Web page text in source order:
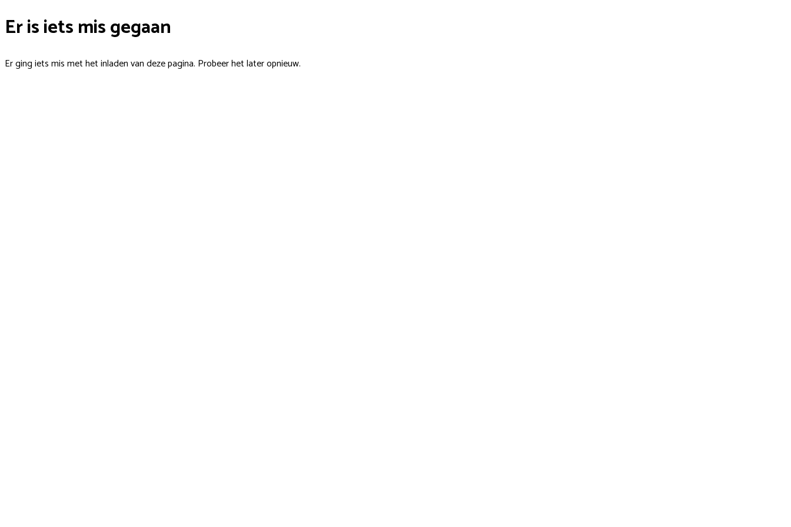
Er is iets mis gegaan
Er ging iets mis met het inladen van deze pagina. Probeer het later opnieuw.